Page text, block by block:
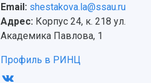
Email: shestakova.la@ssau.ru
Адрес: Корпус 24, к. 218 ул.
Академика Павлова, 1
Профиль в РИНЦ